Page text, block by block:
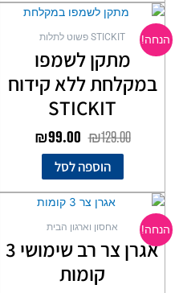
הנחה! STICKIT פשוט לתלות
מתקן לשמפו
במקלחת ללא קידוח
STICKIT
₪129.00
המחיר
המקורי
היה:
₪129.00.
₪99.00
הוספה לסל
הנחה! אחסון וארגון הבית
אגרן צר רב שימושי 3
קומות
המחיר
המקורי
₪89.00.
הוא:
₪55.00.